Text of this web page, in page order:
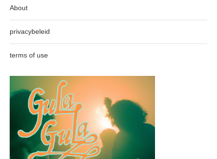
About
privacybeleid
terms of use